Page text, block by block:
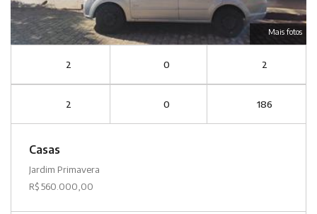
Mais fotos
2 0 2
2 0 186
Casas
Jardim Primavera
R$ 560.000,00